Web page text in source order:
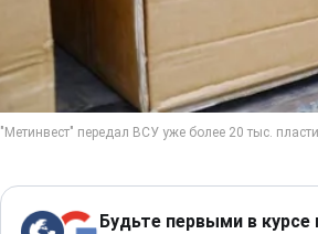
Будьте первыми в курсе